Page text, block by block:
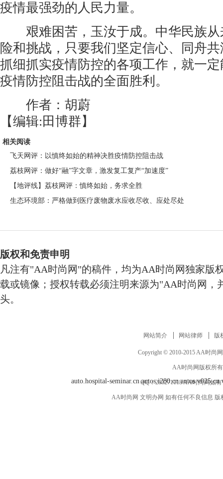
疫情最强劲的人民力量。
艰难困苦，玉汝于成。中华民族从
险和挑战，只要我们坚定信心、同舟
抓细抓实疫情防控的各项工作，就一
疫情防控阻击战的全面胜利。
作者：胡蔚
【编辑:田博群】
相关阅读
飞天网评：以慎终如始的精神决胜疫情防控阻击战
荔枝网评：做好“融”字文章，激发复工复产“加速度”
【地评线】荔枝网评：慎终如始，务求全胜
生态环境部：严格做到医疗废物废水应收尽收、应处尽处
版权和免责申明
凡注有"AA时尚网"的稿件，均为AA时尚网独家版
载或镜像；授权转载必须注明来源为"AA时尚网，
头。
网站简介 网站律师 版
Copyright © 2010-2015 AA时尚网
AA时尚网版权所
QQ：283271118AA时尚网如有
AA时尚网 文明办网 如有任何不良信息 版
auto.hospital-seminar.cn autos.i280.cn autos.v025.cn